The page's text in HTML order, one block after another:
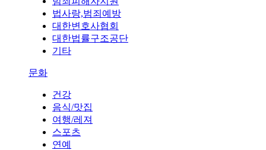
법사랑,범죄예방
대한변호사협회
대한법률구조공단
기타
문화
건강
음식/맛집
여행/레져
스포츠
연예